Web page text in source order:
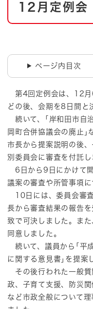
12月定例会
ページ内目次
第4回定例会は、12月
どの後、会期を8日間と
続いて、｢岸和田市自
岡町合併協議会の廃止｣
市長から提案説明の後
別委員会に審査を付託し
6日から9日にかけて
議案の審査や所管事項に
10日には、委員会審
長から審査結果の報告
致で可決しました。ま
同意しました。
続いて、議員から｢平
に関する意見書｣を提案
その後行われた一般質
政、子育て支援、防災
など市政全般について